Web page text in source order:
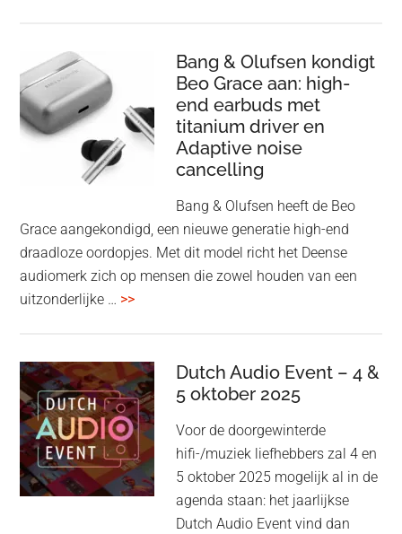
nu
ook
in
‘lossless’
kwaliteit
Bang & Olufsen kondigt
Beo Grace aan: high-
end earbuds met
titanium driver en
Adaptive noise
cancelling
Bang & Olufsen heeft de Beo
Grace aangekondigd, een nieuwe generatie high-end
draadloze oordopjes. Met dit model richt het Deense
audiomerk zich op mensen die zowel houden van een
uitzonderlijke … >>overBang
kondigt
Beo
Grace
aan:
high-
end
earbuds
Dutch Audio Event – 4 &
5 oktober 2025
Voor de doorgewinterde
hifi-/muziek liefhebbers zal 4 en
5 oktober 2025 mogelijk al in de
agenda staan: het jaarlijkse
Dutch Audio Event vind dan